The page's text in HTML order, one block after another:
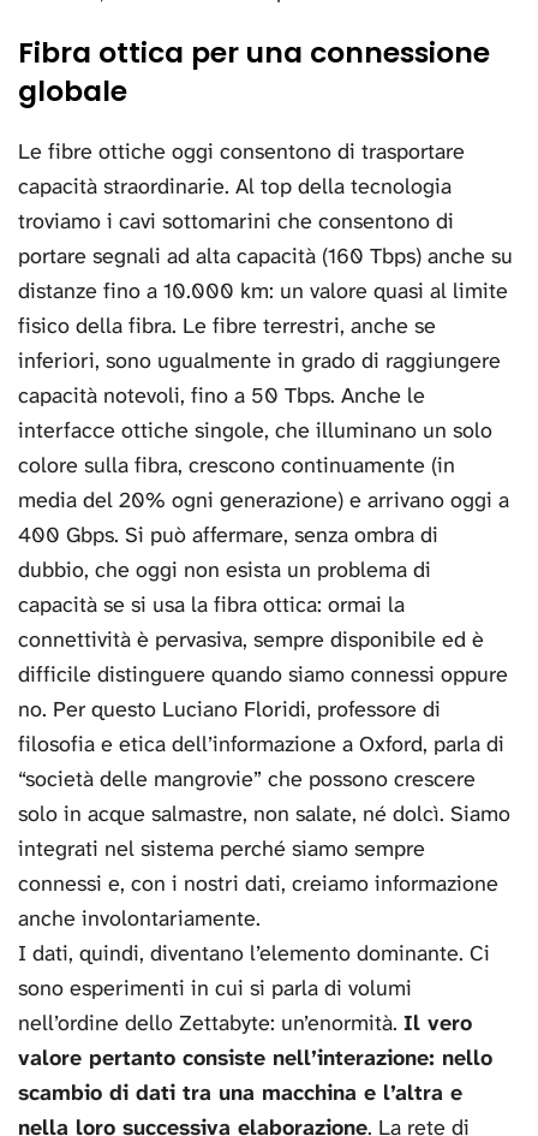
Fibra ottica per una connessione
globale
Le fibre ottiche oggi consentono di trasportare
capacità straordinarie. Al top della tecnologia
troviamo i cavi sottomarini che consentono di
portare segnali ad alta capacità (160 Tbps) anche su
distanze fino a 10.000 km: un valore quasi al limite
fisico della fibra. Le fibre terrestri, anche se
inferiori, sono ugualmente in grado di raggiungere
capacità notevoli, fino a 50 Tbps. Anche le
interfacce ottiche singole, che illuminano un solo
colore sulla fibra, crescono continuamente (in
media del 20% ogni generazione) e arrivano oggi a
400 Gbps. Si può affermare, senza ombra di
dubbio, che oggi non esista un problema di
capacità se si usa la fibra ottica: ormai la
connettività è pervasiva, sempre disponibile ed è
difficile distinguere quando siamo connessi oppure
no. Per questo Luciano Floridi, professore di
filosofia e etica dell’informazione a Oxford, parla di
“società delle mangrovie” che possono crescere
solo in acque salmastre, non salate, né dolcì. Siamo
integrati nel sistema perché siamo sempre
connessi e, con i nostri dati, creiamo informazione
anche involontariamente.
I dati, quindi, diventano l’elemento dominante. Ci
sono esperimenti in cui si parla di volumi
nell’ordine dello Zettabyte: un’enormità. Il vero
valore pertanto consiste nell’interazione: nello
scambio di dati tra una macchina e l’altra e
nella loro successiva elaborazione. La rete di